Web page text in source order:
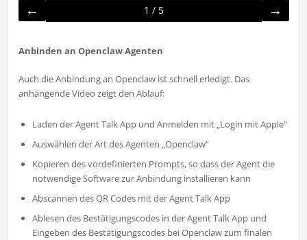
← 1 / 5 →
Anbinden an Openclaw Agenten
Auch die Anbindung an Openclaw ist schnell erledigt. Das
anhängende Video zeigt den Ablauf:
Laden der Agent Talk App und Anmelden mit „Login mit Apple“
Auswählen der Art des Agenten „Openclaw“
Kopieren des vordefinierten Prompts, so dass der Agent die
notwendige Software zur Anbindung installieren kann
Abscannen des QR Codes mit der Agent Talk App
Ablesen des Bestätigungscodes in der Agent Talk App und
Eingeben des Bestätigungscodes bei Openclaw zum finalen